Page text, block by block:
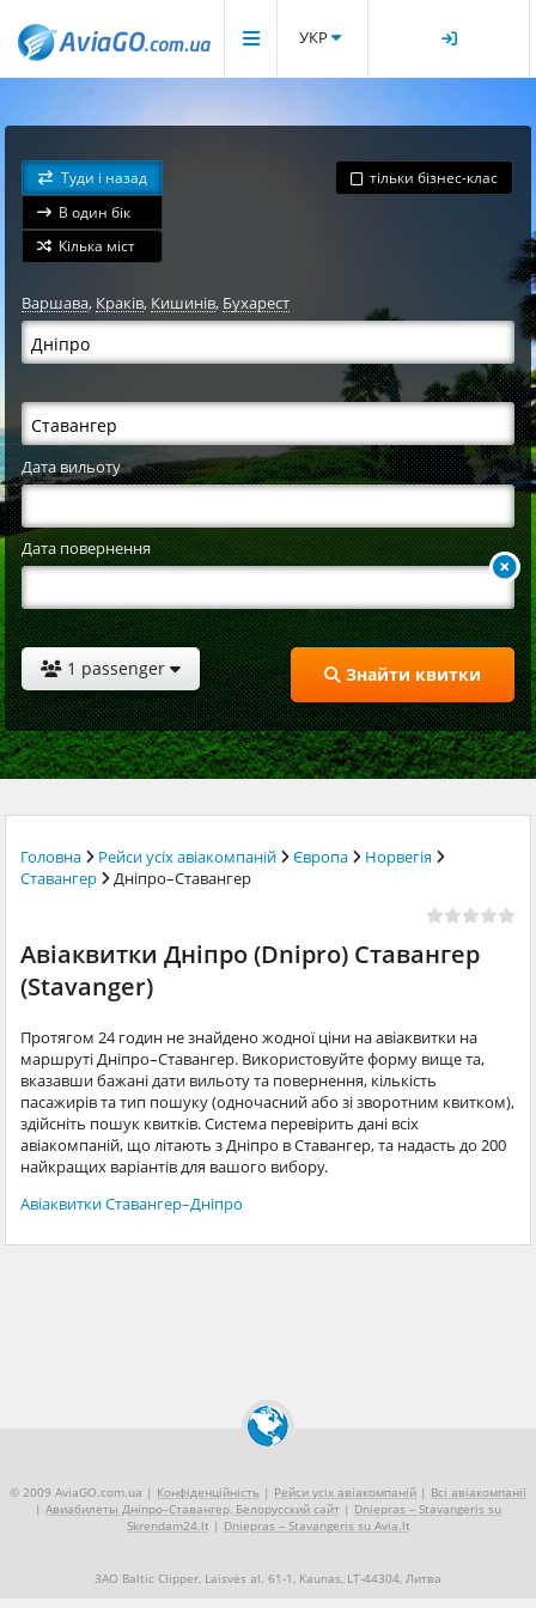
УКР
Туди і назад
В один бік
Кілька міст
тільки бізнес-клас
Варшава, Краків,Кишинів,Бухарест
Дата вильоту
Дата повернення
1 passenger Знайти квитки
Головна Рейси усіх авіакомпаній Європа
Норвегія
Ставангер
Дніпро–Ставангер
Авіаквитки Дніпро (Dnipro) Ставангер
(Stavanger)
Протягом 24 годин не знайдено жодної ціни на авіаквитки на
маршруті Дніпро–Ставангер. Використовуйте форму вище та,
вказавши бажані дати вильоту та повернення, кількість
пасажирів та тип пошуку (одночасний або зі зворотним квитком),
здійсніть пошук квитків. Система перевірить дані всіх
авіакомпаній, що літають з Дніпро в Ставангер, та надасть до 200
найкращих варіантів для вашого вибору.
Авіаквитки Ставангер–Дніпро
© 2009 AviaGO.com.ua | Конфіденційність | Рейси усіх авіакомпаній | Всі авіакомпанії
| Авиабилеты Дніпро–Ставангер, Белорусский сайт | Dniepras – Stavangeris su
Skrendam24.lt | Dniepras – Stavangeris su Avia.lt
ЗАО Baltic Clipper, Laisvės al. 61-1, Kaunas, LT-44304, Литва